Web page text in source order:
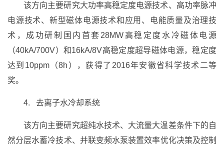
该方向主要研究大功率高稳定度电源技术、高功率脉冲
电源技术、新型磁体电源技术和应用、电能质量及治理技
术，成功研制国内首套28MW高稳定度水冷磁体电源
（40kA/700V）和16kA/8V高稳定度超导磁体电源，稳定度
达到10ppm（8h），获得了2016年安徽省科学技术二等
奖。
4. 去离子水冷却系统
该方向主要研究超纯水技术、大流量大温差条件下的自
然分层水蓄冷技术、并联变频水泵装置效率优化决策及控制